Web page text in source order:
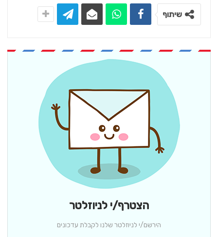
שיתוף
הצטרף/י לניוזלטר
הירשם/י לניוזלטר שלנו לקבלת עדכונים